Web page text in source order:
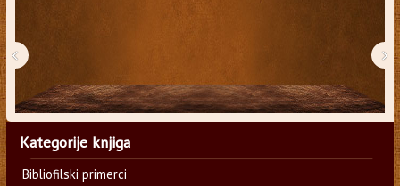
‹ ›
Kategorije knjiga
Bibliofilski primerci